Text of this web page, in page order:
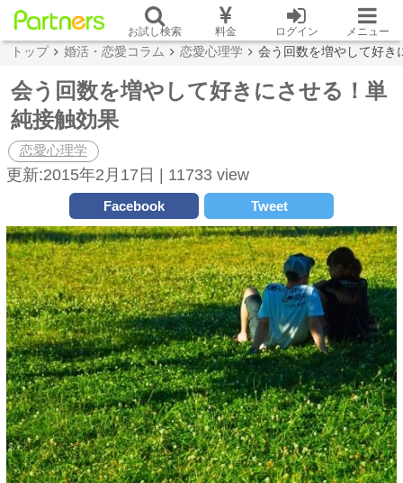
お試し検索 料金 ログイン メニュー
トップ 婚活・恋愛コラム 恋愛心理学 会う回数を増やして好き
会う回数を増やして好きにさせる！単
純接触効果
恋愛心理学
更新:2015年2月17日 | 11733 view
Facebook Tweet